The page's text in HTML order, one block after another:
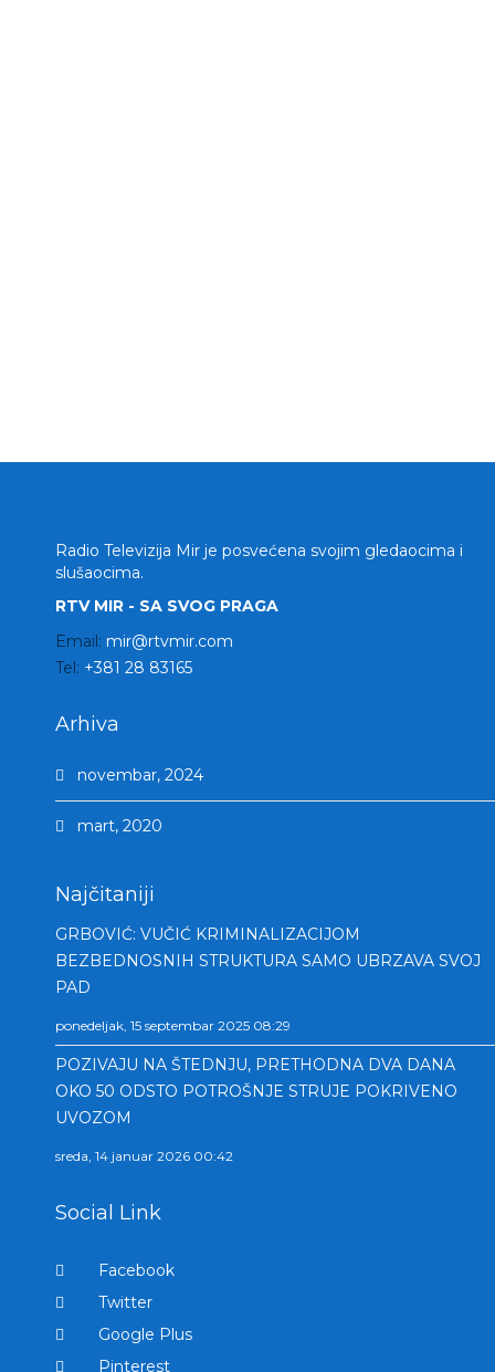
Radio Televizija Mir je posvećena svojim gledaocima i
slušaocima.
RTV MIR - SA SVOG PRAGA
Email: mir@rtvmir.com
Tel: +381 28 83165
Arhiva
novembar, 2024
mart, 2020
Najčitaniji
GRBOVIĆ: VUČIĆ KRIMINALIZACIJOM
BEZBEDNOSNIH STRUKTURA SAMO UBRZAVA SVOJ
PAD
ponedeljak, 15 septembar 2025 08:29
POZIVAJU NA ŠTEDNJU, PRETHODNA DVA DANA
OKO 50 ODSTO POTROŠNJE STRUJE POKRIVENO
UVOZOM
sreda, 14 januar 2026 00:42
Social Link
Facebook
Twitter
Google Plus
Pinterest